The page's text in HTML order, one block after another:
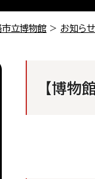
市立博物館 > お知らせ
【博